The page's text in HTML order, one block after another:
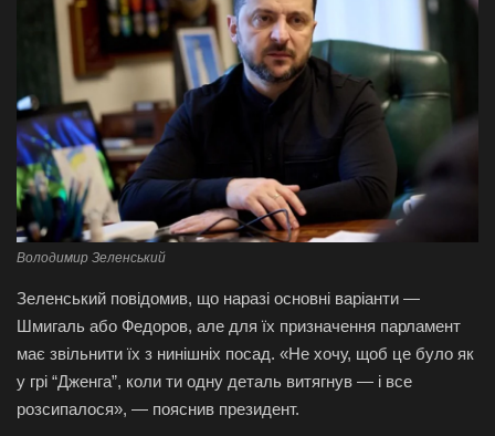
Спорт
Авто
Відео
Мова
English Ukraine
Володимир Зеленський
Зеленський повідомив, що наразі основні варіанти —
Шмигаль або Федоров, але для їх призначення парламент
має звільнити їх з нинішніх посад. «Не хочу, щоб це було як
у грі “Дженга”, коли ти одну деталь витягнув — і все
розсипалося», — пояснив президент.